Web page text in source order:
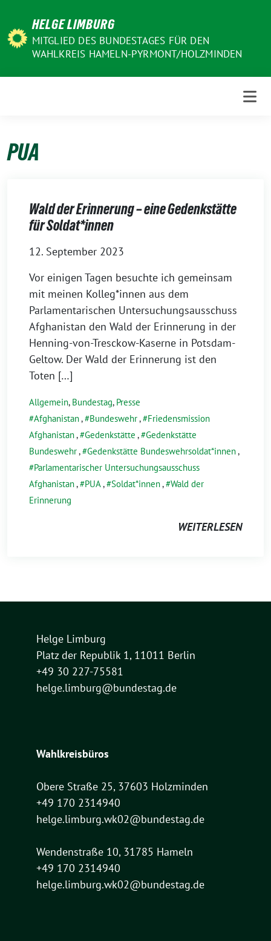
Inhalt
HELGE LIMBURG
MITGLIED DES BUNDESTAGES FÜR DEN
WAHLKREIS HAMELN-PYRMONT/HOLZMINDEN
PUA
Wald der Erinnerung – eine Gedenkstätte
für Soldat*innen
12. September 2023
Vor einigen Tagen besuchte ich gemeinsam
mit meinen Kolleg*innen aus dem
Parlamentarischen Untersuchungsausschuss
Afghanistan den Wald der Erinnerung in der
Henning-von-Tresckow-Kaserne in Potsdam-
Geltow. Der Wald der Erinnerung ist den
Toten […]
Allgemein, Bundestag, Presse
Afghanistan, Bundeswehr,
Friedensmission
Afghanistan, Gedenkstätte , Gedenkstätte
Bundeswehr, Gedenkstätte Bundeswehrsoldat*innen,
Parlamentarischer Untersuchungsausschuss
Afghanistan, PUA, Soldat*innen, Wald der
Erinnerung
WEITERLESEN
Helge Limburg
Platz der Republik 1, 11011 Berlin
+49 30 227-75581
helge.limburg@bundestag.de
Wahlkreisbüros
Obere Straße 25, 37603 Holzminden
+49 170 2314940
helge.limburg.wk02@bundestag.de
Wendenstraße 10, 31785 Hameln
+49 170 2314940
helge.limburg.wk02@bundestag.de